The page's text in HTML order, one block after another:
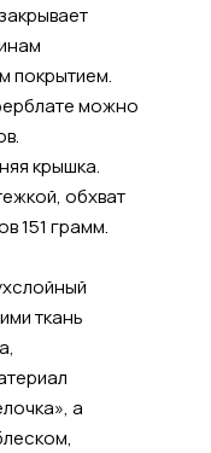
покрытием.
можно
крышка.
обхват
151 грамм.
ткань
а